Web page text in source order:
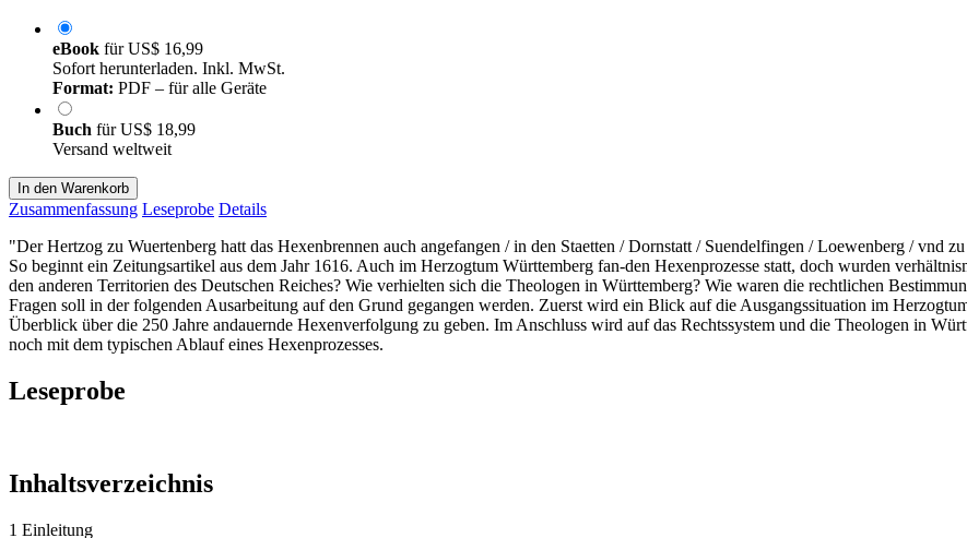
eBook fürUS$ 16,99
Sofort herunterladen. Inkl. MwSt.
Format: PDF – für alle Geräte
Buch fürUS$ 18,99
Versand weltweit
In den Warenkorb
Zusammenfassung Leseprobe Details
"Der Hertzog zu Wuertenberg hatt das Hexenbrennen auch angefangen / in den Staetten / Dornstatt / Suendelfingen / Loewenberg / vnd
So beginnt ein Zeitungsartikel aus dem Jahr 1616. Auch im Herzogtum Württemberg fan-den Hexenprozesse statt, doch wurden
den anderen Territorien des Deutschen Reiches? Wie verhielten sich die Theologen in Württemberg? Wie waren die rechtlichen
Fragen soll in der folgenden Ausarbeitung auf den Grund gegangen werden. Zuerst wird ein Blick auf die Ausgangssituation im
Überblick über die 250 Jahre andauernde Hexenverfolgung zu geben. Im Anschluss wird auf das Rechtssystem und die Theologen in
noch mit dem typischen Ablauf eines Hexenprozesses.
Leseprobe
Inhaltsverzeichnis
1 Einleitung